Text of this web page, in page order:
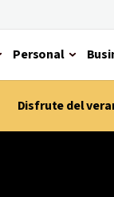
Personal
Disfrute del